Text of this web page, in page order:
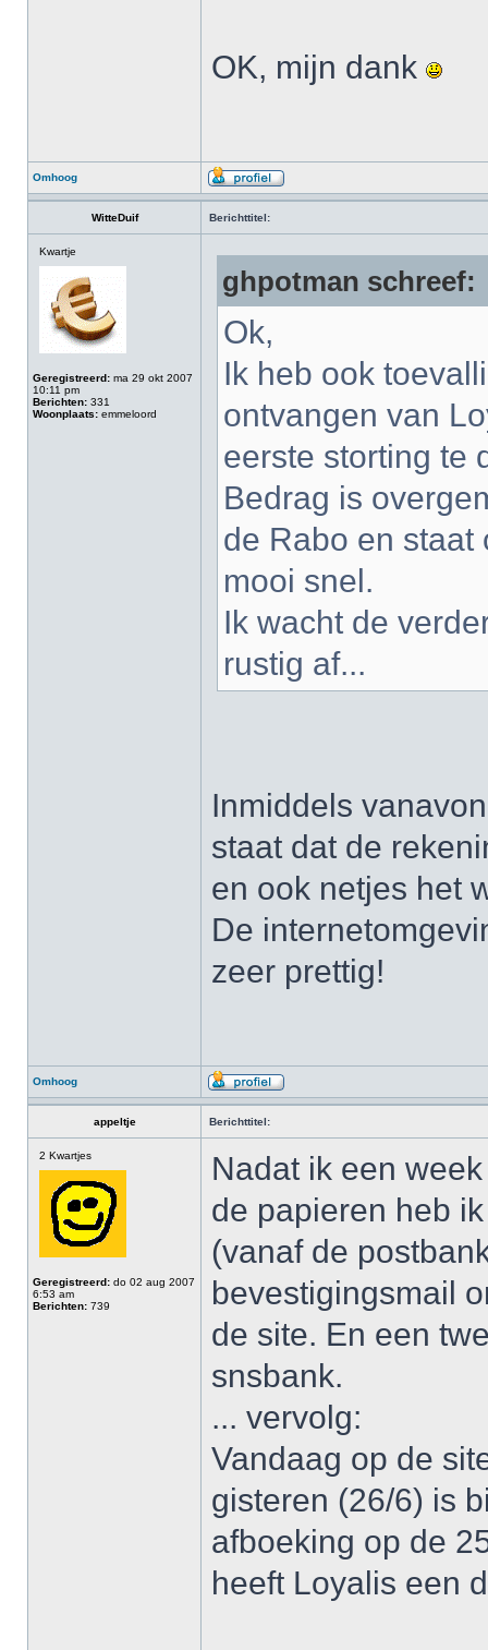
OK, mijn dank
Omhoog
WitteDuif Berichttitel:
Kwartje
Geregistreerd: ma 29 okt 2007
10:11 pm
Berichten: 331
Woonplaats: emmeloord
ghpotman schreef:
Ok,
Ik heb ook
ontvangen van
eerste storting te
Bedrag is
de Rabo en staat
mooi snel.
Ik wacht de
rustig af...
Inmiddels
staat dat de
en ook netjes het
De
zeer prettig!
Omhoog
appeltje Berichttitel:
2 Kwartjes
Geregistreerd: do 02 aug 2007
6:53 am
Berichten: 739
Nadat ik een
de papieren heb
(vanaf de
bevestigingsmail
de site. En een
snsbank.
... vervolg:
Vandaag op de
gisteren (26/6) is
afboeking op de
heeft Loyalis een